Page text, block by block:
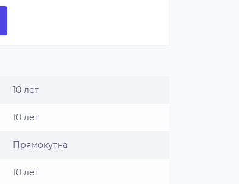
10 лет
10 лет
Прямокутна
10 лет